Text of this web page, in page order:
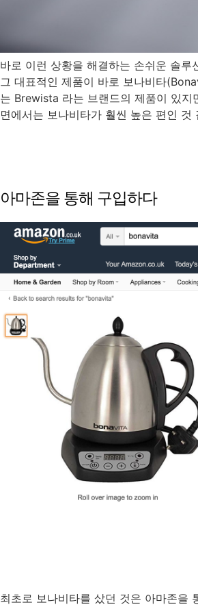
바로 이런 상황을 해결하는 손쉬운 솔
그 대표적인 제품이 바로 보나비타
는 Brewista 라는 브랜드의 제품이 있지
면에서는 보나비타가 훨씬 높은 편인 것
아마존을 통해 구입하다
최초로 보나비타를 샀던 것은 아마존을